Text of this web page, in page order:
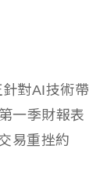
對AI技術帶
一季財報表
易重挫約